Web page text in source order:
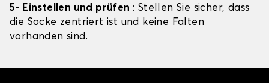
5- Einstellen und prüfen : Stellen Sie sicher, dass
die Socke zentriert ist und keine Falten
vorhanden sind.